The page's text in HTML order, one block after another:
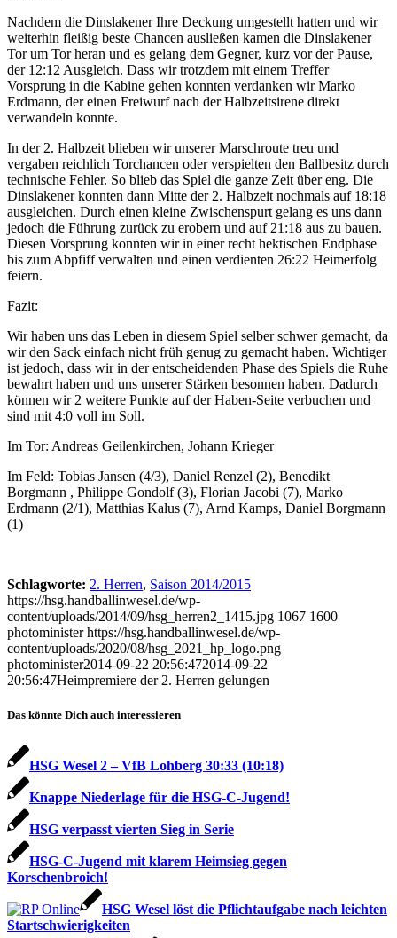
Nachdem die Dinslakener Ihre Deckung umgestellt hatten und wir
weiterhin fleißig beste Chancen ausließen kamen die Dinslakener
Tor um Tor heran und es gelang dem Gegner, kurz vor der Pause,
der 12:12 Ausgleich. Dass wir trotzdem mit einem Treffer
Vorsprung in die Kabine gehen konnten verdanken wir Marko
Erdmann, der einen Freiwurf nach der Halbzeitsirene direkt
verwandeln konnte.
In der 2. Halbzeit blieben wir unserer Marschroute treu und
vergaben reichlich Torchancen oder verspielten den Ballbesitz durch
technische Fehler. So blieb das Spiel die ganze Zeit über eng. Die
Dinslakener konnten dann Mitte der 2. Halbzeit nochmals auf 18:18
ausgleichen. Durch einen kleine Zwischenspurt gelang es uns dann
jedoch die Führung zurück zu erobern und auf 21:18 aus zu bauen.
Diesen Vorsprung konnten wir in einer recht hektischen Endphase
bis zum Abpfiff verwalten und einen verdienten 26:22 Heimerfolg
feiern.
Fazit:
Wir haben uns das Leben in diesem Spiel selber schwer gemacht, da
wir den Sack einfach nicht früh genug zu gemacht haben. Wichtiger
ist jedoch, dass wir in der entscheidenden Phase des Spiels die Ruhe
bewahrt haben und uns unserer Stärken besonnen haben. Dadurch
können wir 2 weitere Punkte auf der Haben-Seite verbuchen und
sind mit 4:0 voll im Soll.
Im Tor: Andreas Geilenkirchen, Johann Krieger
Im Feld: Tobias Jansen (4/3), Daniel Renzel (2), Benedikt
Borgmann , Philippe Gondolf (3), Florian Jacobi (7), Marko
Erdmann (2/1), Matthias Kalus (7), Arnd Kamps, Daniel Borgmann
(1)
Schlagworte: 2. Herren, Saison 2014/2015
https://hsg.handballinwesel.de/wp-
content/uploads/2014/09/hsg_herren2_1415.jpg 1067 1600
photominister https://hsg.handballinwesel.de/wp-
content/uploads/2020/08/hsg_2021_hp_logo.png
photominister2014-09-22 20:56:472014-09-22
20:56:47Heimpremiere der 2. Herren gelungen
Das könnte Dich auch interessieren
HSG Wesel 2 – VfB Lohberg 30:33 (10:18)
Knappe Niederlage für die HSG-C-Jugend!
HSG verpasst vierten Sieg in Serie
HSG-C-Jugend mit klarem Heimsieg gegen
Korschenbroich!
HSG Wesel löst die Pflichtaufgabe nach leichten
Startschwierigkeiten